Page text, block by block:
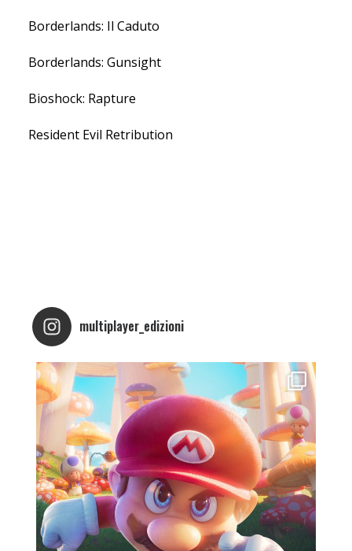
Borderlands: Il Caduto
Borderlands: Gunsight
Bioshock: Rapture
Resident Evil Retribution
multiplayer_edizioni